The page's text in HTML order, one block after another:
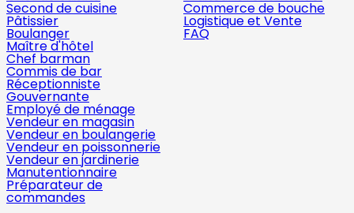
Second de cuisine
Pâtissier
Boulanger
Maître d'hôtel
Chef barman
Commis de bar
Réceptionniste
Gouvernante
Employé de ménage
Vendeur en magasin
Vendeur en boulangerie
Vendeur en poissonnerie
Vendeur en jardinerie
Manutentionnaire
Préparateur de
commandes
Commerce de bouche
Logistique et Vente
FAQ